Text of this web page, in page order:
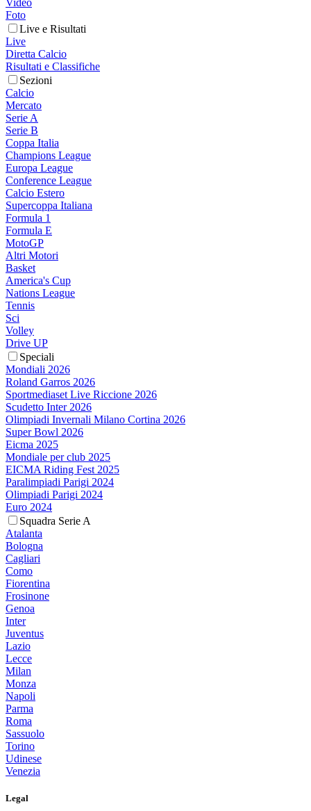
Foto
Live e Risultati
Live
Diretta Calcio
Risultati e Classifiche
Sezioni
Calcio
Mercato
Serie A
Serie B
Coppa Italia
Champions League
Europa League
Conference League
Calcio Estero
Supercoppa Italiana
Formula 1
Formula E
MotoGP
Altri Motori
Basket
America's Cup
Nations League
Tennis
Sci
Volley
Drive UP
Speciali
Mondiali 2026
Roland Garros 2026
Sportmediaset Live Riccione 2026
Scudetto Inter 2026
Olimpiadi Invernali Milano Cortina 2026
Super Bowl 2026
Eicma 2025
Mondiale per club 2025
EICMA Riding Fest 2025
Paralimpiadi Parigi 2024
Olimpiadi Parigi 2024
Euro 2024
Squadra Serie A
Atalanta
Bologna
Cagliari
Como
Fiorentina
Frosinone
Genoa
Inter
Juventus
Lazio
Lecce
Milan
Monza
Napoli
Parma
Roma
Sassuolo
Torino
Udinese
Venezia
Legal